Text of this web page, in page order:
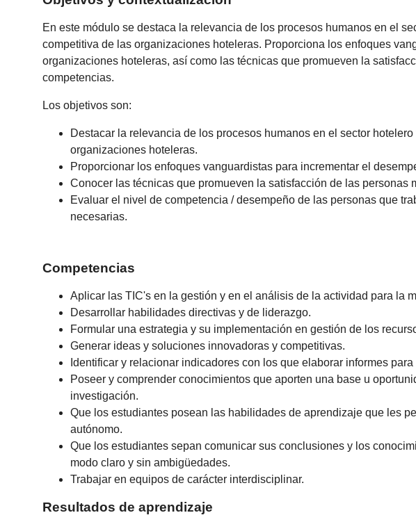
En este módulo se destaca la relevancia de los procesos humanos en el
competitiva de las organizaciones hoteleras. Proporciona los enfoques
organizaciones hoteleras, así como las técnicas que promueven la
competencias.
Los objetivos son:
Destacar la relevancia de los procesos humanos en el sector
organizaciones hoteleras.
Proporcionar los enfoques vanguardistas para incrementar el
Conocer las técnicas que promueven la satisfacción de las
Evaluar el nivel de competencia / desempeño de las personas que
necesarias.
Competencias
Aplicar las TIC's en la gestión y en el análisis de la actividad para la
Desarrollar habilidades directivas y de liderazgo.
Formular una estrategia y su implementación en gestión de los
Generar ideas y soluciones innovadoras y competitivas.
Identificar y relacionar indicadores con los que elaborar informes
Poseer y comprender conocimientos que aporten una base u
investigación.
Que los estudiantes posean las habilidades de aprendizaje que les
autónomo.
Que los estudiantes sepan comunicar sus conclusiones y los
modo claro y sin ambigüedades.
Trabajar en equipos de carácter interdisciplinar.
Resultados de aprendizaje